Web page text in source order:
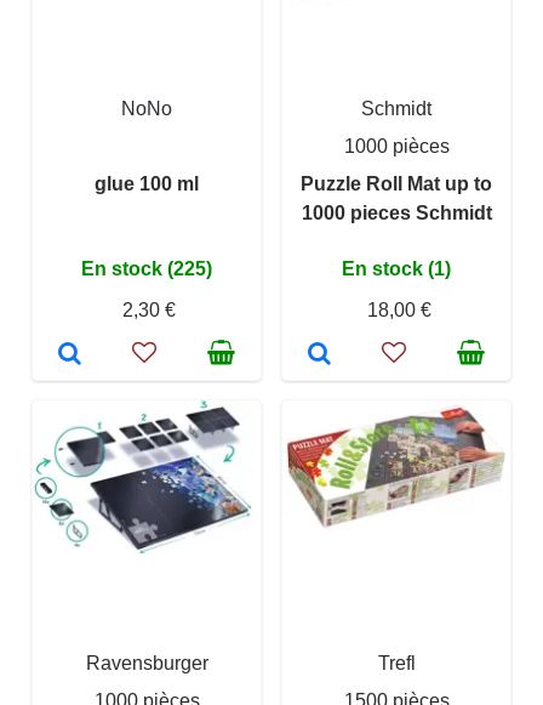
NoNo
glue 100 ml
En stock (225)
2,30 €
Schmidt
1000 pièces
Puzzle Roll Mat up to
1000 pieces Schmidt
En stock (1)
18,00 €
Ravensburger
1000 pièces
Trefl
1500 pièces